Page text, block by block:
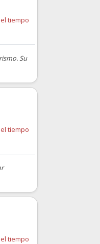
tiempo
Su
tiempo
tiempo